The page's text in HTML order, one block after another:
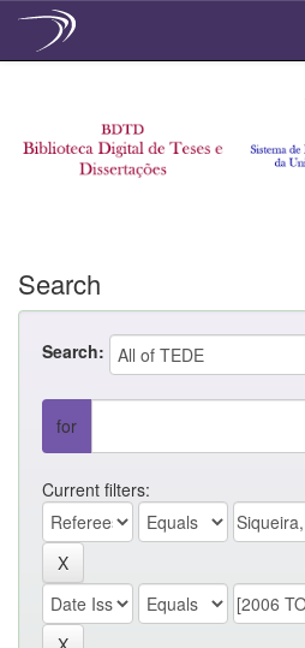
Search
Search:
for
Current filters: